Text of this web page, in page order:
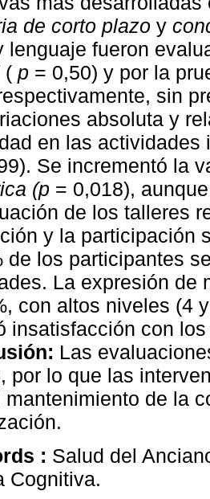
de corto plazo y
lenguaje fueron
( p = 0,50) y por la
sin
absoluta y
en las
Se incrementó la
(p = 0,018),
de los talleres
y la participación
de los participantes
La expresión de
con altos niveles (4
insatisfacción con
Las
por lo que las
mantenimiento de la
: Salud del
Cognitiva.